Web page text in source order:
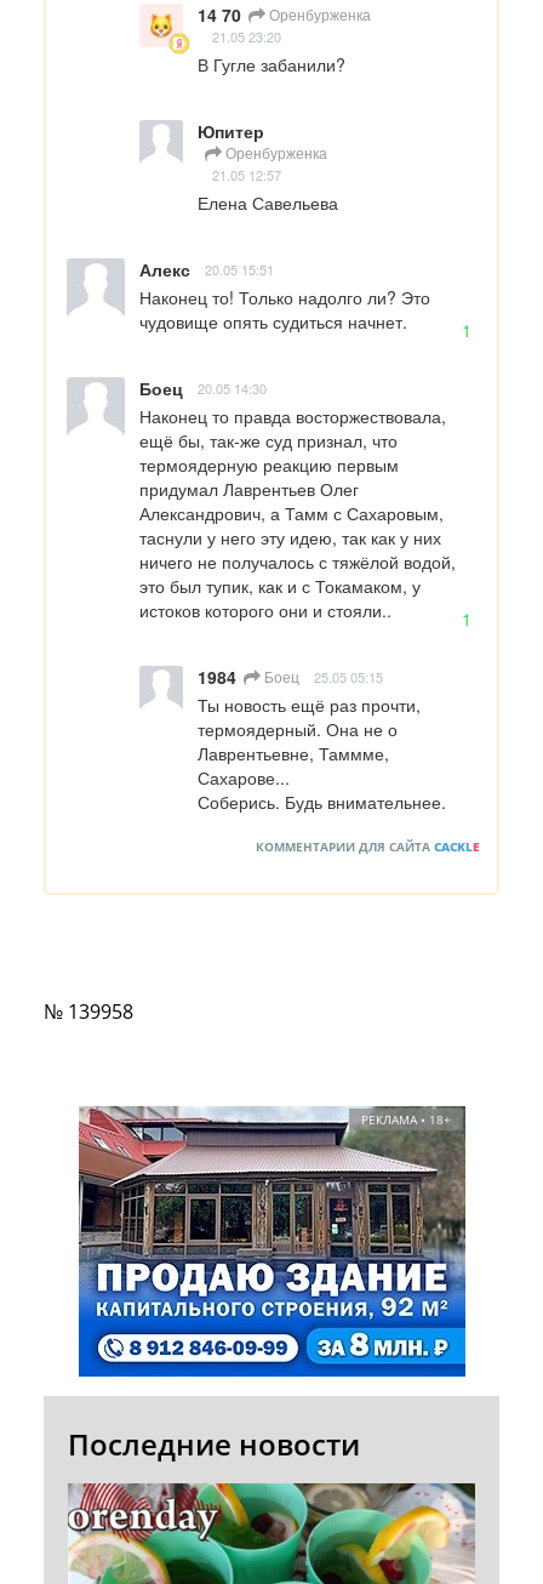
14 70 Оренбурженка
21.05 23:20
В Гугле забанили?
Юпитер
Оренбурженка
21.05 12:57
Елена Савельева
Алекс 20.05 15:51
Наконец то! Только надолго ли? Это
чудовище опять судиться начнет.
1
Боец 20.05 14:30
Наконец то правда восторжествовала,
ещё бы, так-же суд признал, что
термоядерную реакцию первым
придумал Лаврентьев Олег
Александрович, а Тамм с Сахаровым,
таснули у него эту идею, так как у них
ничего не получалось с тяжёлой водой,
это был тупик, как и с Токамаком, у
истоков которого они и стояли..
1
1984 Боец 25.05 05:15
Ты новость ещё раз прочти,
термоядерный. Она не о
Лаврентьевне, Таммме,
Сахарове...
Соберись. Будь внимательнее.
КОММЕНТАРИИ ДЛЯ САЙТА CACKLE
№ 139958
РЕКЛАМА • 18+
Последние новости